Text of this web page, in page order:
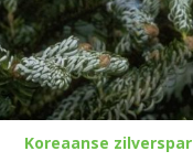
Koreaanse zilverspar